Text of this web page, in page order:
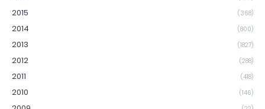
2015 (368)
2014 (800)
2013 (1827)
2012 (288)
2011 (418)
2010 (146)